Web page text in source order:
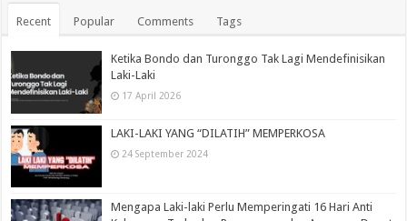
Recent Popular Comments Tags
Ketika Bondo dan Turonggo Tak Lagi Mendefinisikan
Laki-Laki
17 April 2026
LAKI-LAKI YANG “DILATIH” MEMPERKOSA
24 September 2024
Mengapa Laki-laki Perlu Memperingati 16 Hari Anti